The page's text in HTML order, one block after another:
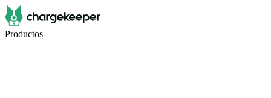
Productos